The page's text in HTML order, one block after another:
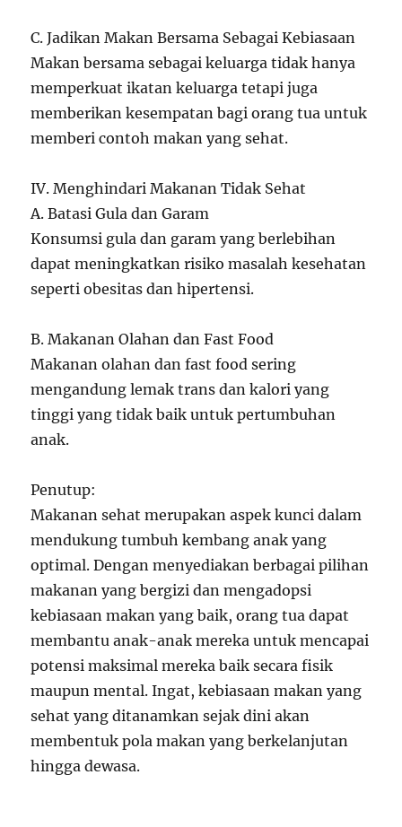
C. Jadikan Makan Bersama Sebagai Kebiasaan
Makan bersama sebagai keluarga tidak hanya
memperkuat ikatan keluarga tetapi juga
memberikan kesempatan bagi orang tua untuk
memberi contoh makan yang sehat.
IV. Menghindari Makanan Tidak Sehat
A. Batasi Gula dan Garam
Konsumsi gula dan garam yang berlebihan
dapat meningkatkan risiko masalah kesehatan
seperti obesitas dan hipertensi.
B. Makanan Olahan dan Fast Food
Makanan olahan dan fast food sering
mengandung lemak trans dan kalori yang
tinggi yang tidak baik untuk pertumbuhan
anak.
Penutup:
Makanan sehat merupakan aspek kunci dalam
mendukung tumbuh kembang anak yang
optimal. Dengan menyediakan berbagai pilihan
makanan yang bergizi dan mengadopsi
kebiasaan makan yang baik, orang tua dapat
membantu anak-anak mereka untuk mencapai
potensi maksimal mereka baik secara fisik
maupun mental. Ingat, kebiasaan makan yang
sehat yang ditanamkan sejak dini akan
membentuk pola makan yang berkelanjutan
hingga dewasa.